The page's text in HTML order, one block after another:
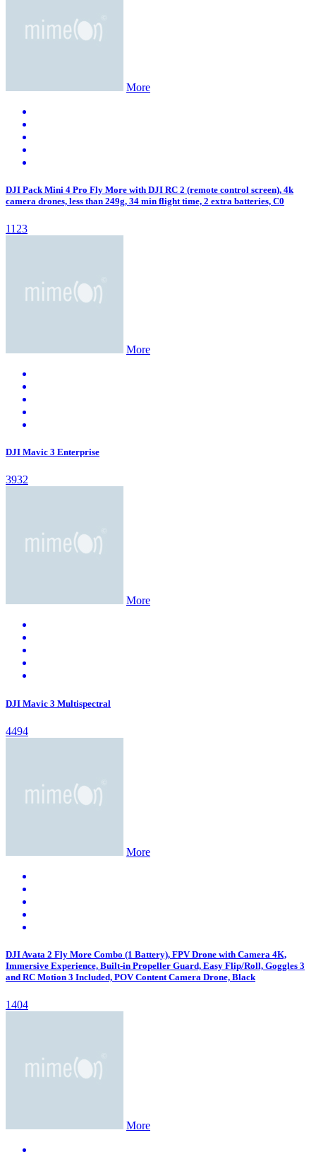
More
DJI Pack Mini 4 Pro Fly More with DJI RC 2 (remote control screen), 4k
camera drones, less than 249g, 34 min flight time, 2 extra batteries, C0
1123
More
DJI Mavic 3 Enterprise
3932
More
DJI Mavic 3 Multispectral
4494
More
DJI Avata 2 Fly More Combo (1 Battery), FPV Drone with Camera 4K,
Immersive Experience, Built-in Propeller Guard, Easy Flip/Roll, Goggles 3
and RC Motion 3 Included, POV Content Camera Drone, Black
1404
More